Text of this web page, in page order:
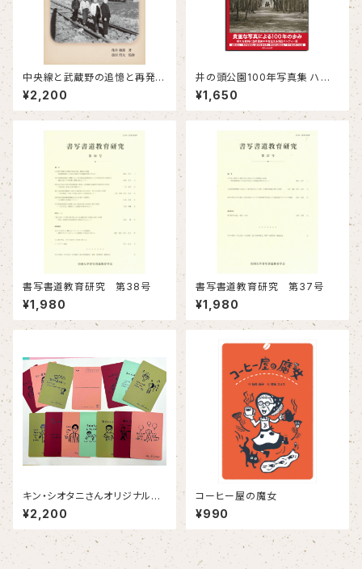
中央線と武蔵野の追憶と再発
見 「思い出の風景」からはじめ
る郷土史研究
¥2,200
井の頭公園100年写真集 ハン
ディー版
¥1,650
書写書道教育研究 第38号
¥1,980
書写書道教育研究 第37号
¥1,980
キン・シオタニさんオリジナルポ
ストカード14枚セット
¥2,200
コーヒー屋の魔女
¥990